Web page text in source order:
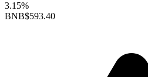
3.15%
BNB$593.40